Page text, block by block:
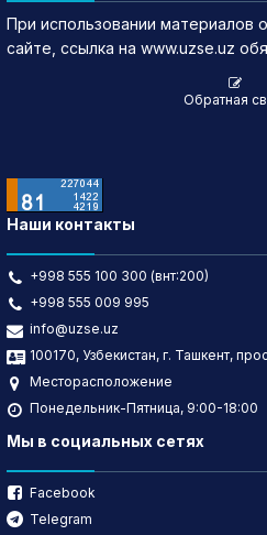
При использовании материалов
сайте, ссылка на www.uzse.uz
Обратная
Наши контакты
+998 555 100 300 (внт:200)
+998 555 009 995
info@uzse.uz
100170, Узбекистан, г. Ташкент,
Месторасположение
Понедельник-Пятница, 9:00-18:00
Мы в социальных сетях
Facebook
Telegram